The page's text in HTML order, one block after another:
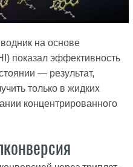
на основе
показал эффективность
— результат,
только в жидких
концентрированного